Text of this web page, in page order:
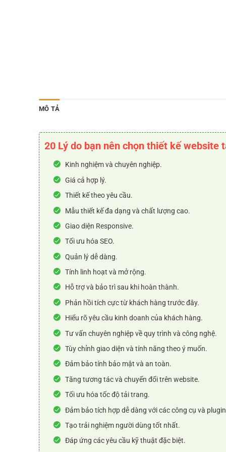
MÔ TẢ
20 Lý do bạn nên chọn thiết kế website
Kinh nghiệm và chuyên nghiệp.
Giá cả hợp lý.
Thiết kế theo yêu cầu.
Mẫu thiết kế đa dạng và chất lượng cao.
Giao diện Responsive.
Tối ưu hóa SEO.
Quản lý dễ dàng.
Tính linh hoạt và mở rộng.
Hỗ trợ và bảo trì sau khi hoàn thành.
Phản hồi tích cực từ khách hàng trước đây.
Hiểu rõ yêu cầu kinh doanh của khách hàng.
Tư vấn chuyên nghiệp về quy trình và công nghệ.
Tùy chỉnh giao diện và tính năng theo ý muốn.
Đảm bảo tính bảo mật và an toàn.
Tăng tương tác và chuyển đổi trên website.
Tối ưu hóa tốc độ tải trang.
Đảm bảo tích hợp dễ dàng với các công cụ và
Tạo trải nghiệm người dùng tốt nhất.
Đáp ứng các yêu cầu kỹ thuật đặc biệt.